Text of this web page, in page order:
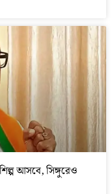
আসবে, সিঙ্গুরেও